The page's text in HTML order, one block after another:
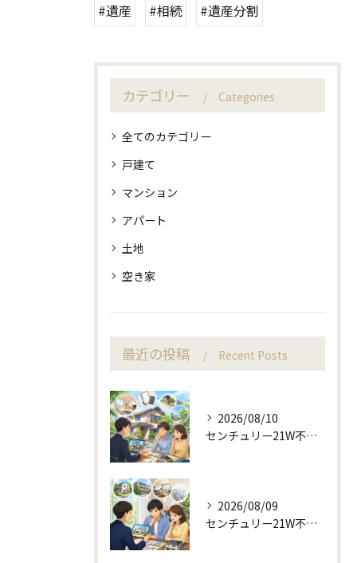
#遺産 #相続 #遺産分割
カテゴリー Categories
全てのカテゴリー
戸建て
マンション
アパート
土地
空き家
最近の投稿 Recent Posts
2026/08/10
センチュリー21W不動産販売が答える売却前の適切なご提案
2026/08/09
センチュリー21W不動産販売で査定前から始める不動産売却